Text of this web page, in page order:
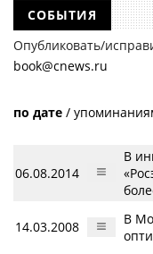
СОБЫТИЯ
Опубликовать/
book@cnews.ru
по дате /
06.08.2014
В
14.03.2008
В